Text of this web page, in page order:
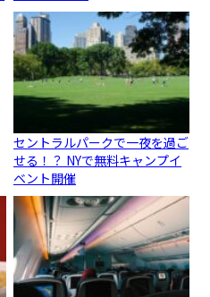
セントラルパークで一夜を過ご
せる！？ NYで無料キャンプイ
ベント開催